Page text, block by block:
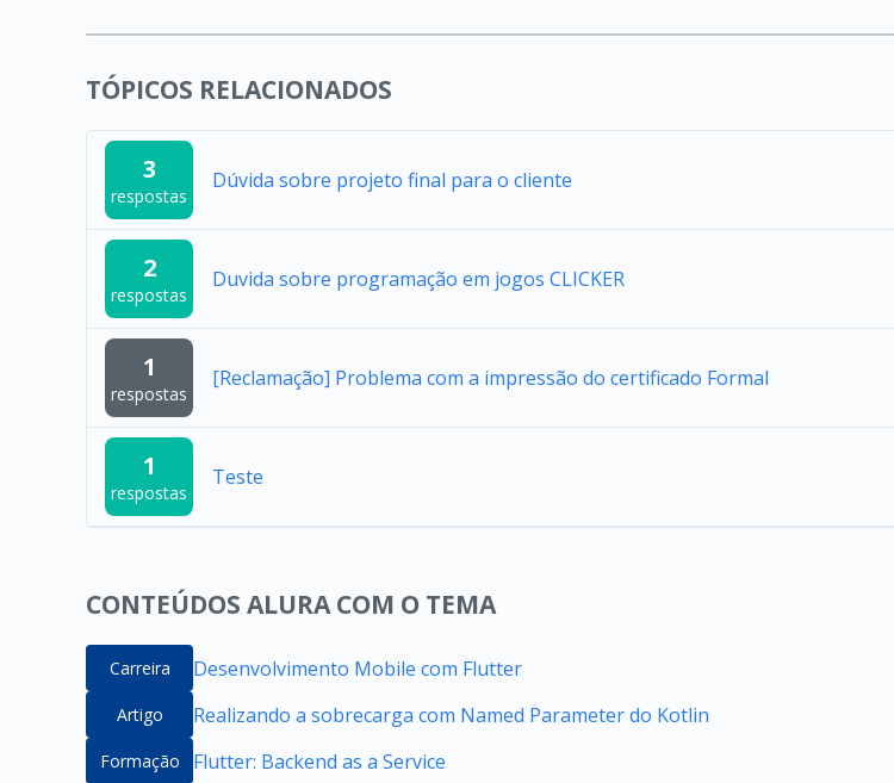
TÓPICOS RELACIONADOS
3
respostas
Dúvida sobre projeto final para o cliente
2
respostas
Duvida sobre programação em jogos CLICKER
1
respostas
[Reclamação] Problema com a impressão do certificado Formal
1
respostas
Teste
CONTEÚDOS ALURA COM O TEMA
Carreira Desenvolvimento Mobile com Flutter
Artigo Realizando a sobrecarga com Named Parameter do Kotlin
Formação Flutter: Backend as a Service